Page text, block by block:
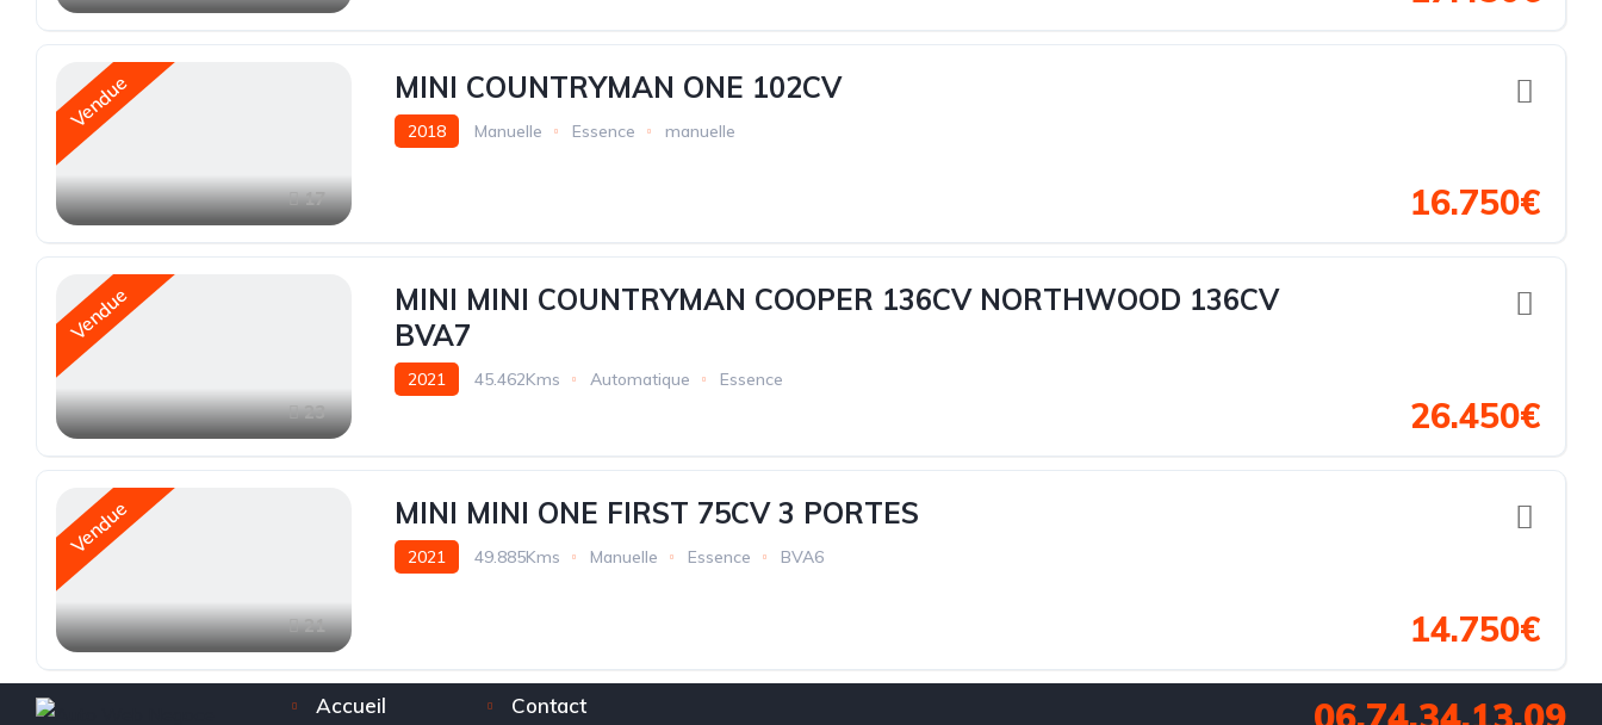
Vendue
17
MINI COUNTRYMAN ONE 102CV
2018 Manuelle Essence manuelle
16.750€
Vendue
23
MINI MINI COUNTRYMAN COOPER 136CV NORTHWOOD 136CV
BVA7
2021 45.462Kms Automatique Essence
26.450€
Vendue
21
MINI MINI ONE FIRST 75CV 3 PORTES
2021 49.885Kms Manuelle Essence BVA6
14.750€
Accueil Contact